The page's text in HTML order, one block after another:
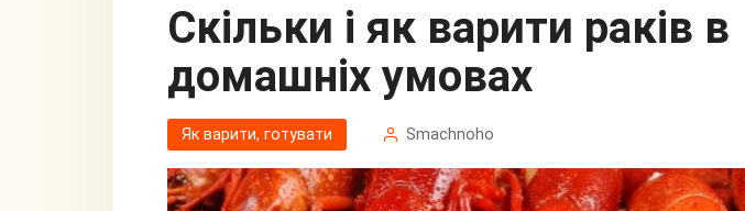
Скільки і як варити раків в
домашніх умовах
Як варити, готувати Smachnoho